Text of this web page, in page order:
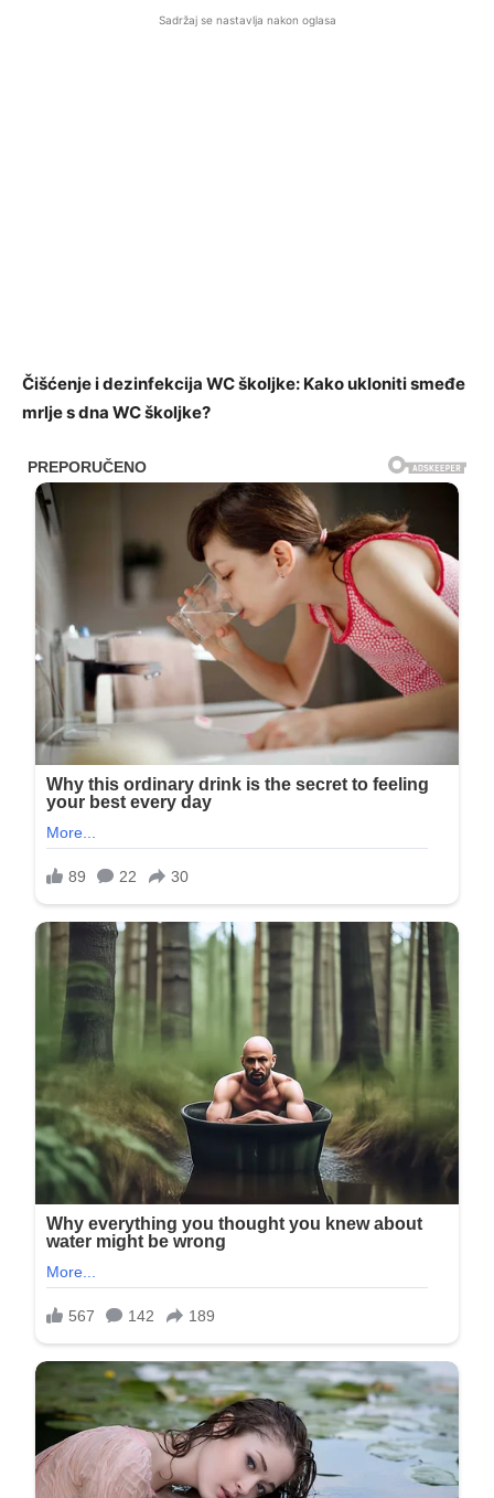
Sadržaj se nastavlja nakon oglasa
Čišćenje i dezinfekcija WC školjke: Kako ukloniti smeđe
mrlje s dna WC školjke?